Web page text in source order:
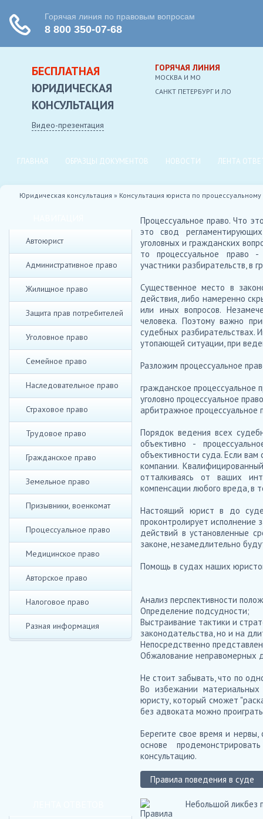
БЕСПЛАТНАЯ
ЮРИДИЧЕСКАЯ
КОНСУЛЬТАЦИЯ
Видео-презентация
ГОРЯЧАЯ ЛИНИЯ
МОСКВА И МО
CАНКТ ПЕТЕРБУРГ И ЛО
ГЛАВНАЯ ОБРАЗЦЫ ДОКУМЕНТОВ НОВОСТИ ЛЕНТА
Юридическая консультация » Консультация юриста по
Автоюрист
Административное право
Жилищное право
Защита прав потребителей
Уголовное право
Семейное право
Наследовательное право
Страховое право
Трудовое право
Гражданское право
Земельное право
Призывники, военкомат
Процессуальное право
Медицинское право
Авторское право
Налоговое право
Разная информация
Процессуальное право. Что
это свод
уголовных и гражданских
то процессуальное право
участники разбирательств, в
Существенное место в
действия, либо намеренно
или иных вопросов.
человека. Поэтому важно
судебных разбирательствах.
утопающей ситуации, при
Разложим процессуальное
гражданское процессуальное
уголовно процессуальное
арбитражное
Порядок ведения всех
объективно -
объективности суда. Если
компании.
отталкиваясь от ваших
компенсации любого вреда, в
Настоящий юрист в до
проконтролирует исполнение
действий в установленные
законе, незамедлительно
Помощь в судах наших
Анализ перспективности
Определение подсудности;
Выстраивание тактики и
законодательства, но и на
Непосредственно
Обжалование неправомерных
Не стоит забывать, что по
Во избежании
юристу, который сможет
без адвоката можно
Берегите свое время и
основе
консультацию.
Правила поведения в суде
Небольшой ликбез